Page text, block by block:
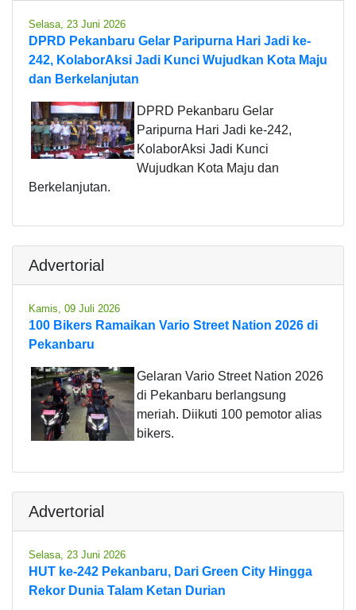
Selasa, 23 Juni 2026
DPRD Pekanbaru Gelar Paripurna Hari Jadi ke-
242, KolaborAksi Jadi Kunci Wujudkan Kota Maju
dan Berkelanjutan
DPRD Pekanbaru Gelar
Paripurna Hari Jadi ke-242,
KolaborAksi Jadi Kunci
Wujudkan Kota Maju dan
Berkelanjutan.
Advertorial
Kamis, 09 Juli 2026
100 Bikers Ramaikan Vario Street Nation 2026 di
Pekanbaru
Gelaran Vario Street Nation 2026
di Pekanbaru berlangsung
meriah. Diikuti 100 pemotor alias
bikers.
Advertorial
Selasa, 23 Juni 2026
HUT ke-242 Pekanbaru, Dari Green City Hingga
Rekor Dunia Talam Ketan Durian